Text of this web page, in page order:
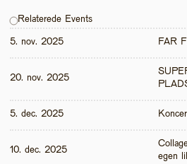
Relaterede Events
5. nov. 2025 FAR
20. nov. 2025
5. dec. 2025
10. dec. 2025
egen